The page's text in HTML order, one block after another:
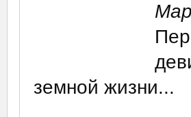
земной жизни...